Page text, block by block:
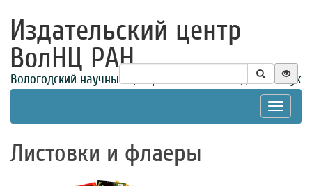
Издательский центр
ВолНЦ РАН
Вологодский научный центр Российской академии наук
Toggle
Листовки и флаеры